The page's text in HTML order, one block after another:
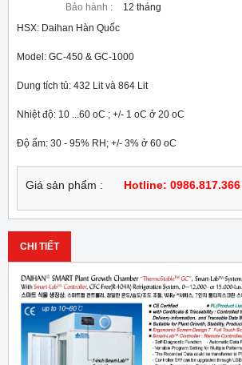
Bảo hành :
12 tháng
HSX: Daihan Hàn Quốc
Model: GC-450 & GC-1000
Dung tích tủ: 432 Lit và 864 Lit
Nhiệt độ: 10 ...60 oC ; +/- 1 oC ở 20 oC
Độ ẩm: 30 - 95% RH; +/- 3% ở 60 oC
Giá sản phẩm : Hotline:
CHI TIẾT